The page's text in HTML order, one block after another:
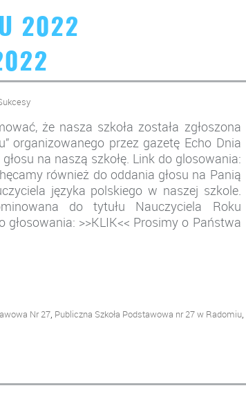
2022
że nasza szkoła została zgłoszona
organizowanego przez gazetę Echo Dnia
na naszą szkołę. Link do glosowania:
również do oddania głosu na Panią
języka polskiego w naszej szkole.
do tytułu Nauczyciela Roku
głosowania: >>KLIK<< Prosimy o Państwa
Nr 27 Publiczna Szkoła Podstawowa nr 27 w Radomiu